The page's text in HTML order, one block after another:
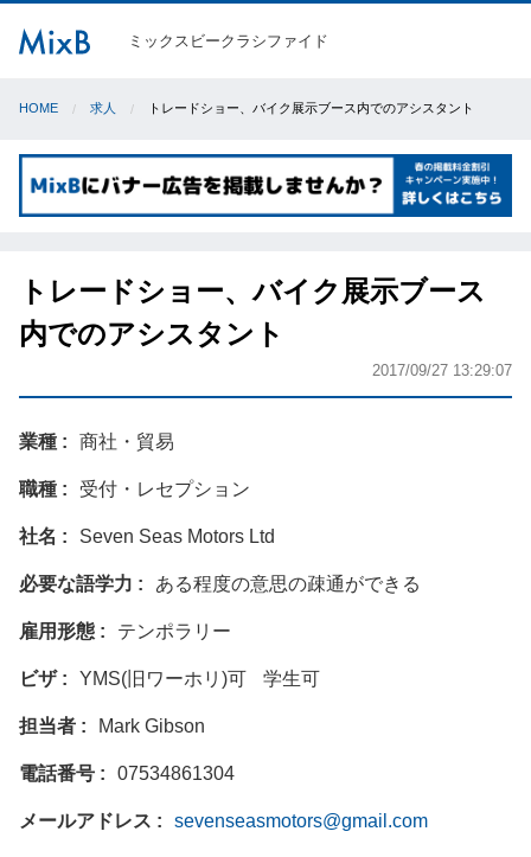
ミックスビークラシファイド
HOME 求人 トレードショー、バイク展示ブース内でのアシスタント
トレードショー、バイク展示ブース
内でのアシスタント
2017/09/27 13:29:07
業種 商社・貿易
職種 受付・レセプション
社名 Seven Seas Motors Ltd
必要な語学力 ある程度の意思の疎通ができる
雇用形態 テンポラリー
ビザ YMS(旧ワーホリ)可 学生可
担当者 Mark Gibson
電話番号 07534861304
メールアドレス sevenseasmotors@gmail.com